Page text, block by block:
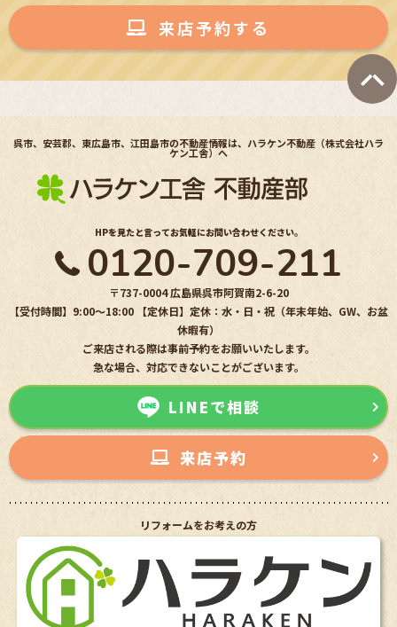
来店予約する
呉市、安芸郡、東広島市、江田島市の不動産情報は、ハラケン不動産（株式会社ハラ
ケン工舎）へ
HPを見たと言ってお気軽にお問い合わせください。
0120-709-211
〒737-0004 広島県呉市阿賀南2-6-20
【受付時間】9:00〜18:00 【定休日】定休：水・日・祝（年末年始、GW、お盆
休暇有）
ご来店される際は事前予約をお願いいたします。
急な場合、対応できないことがございます。
LINEで相談
来店予約
リフォームをお考えの方